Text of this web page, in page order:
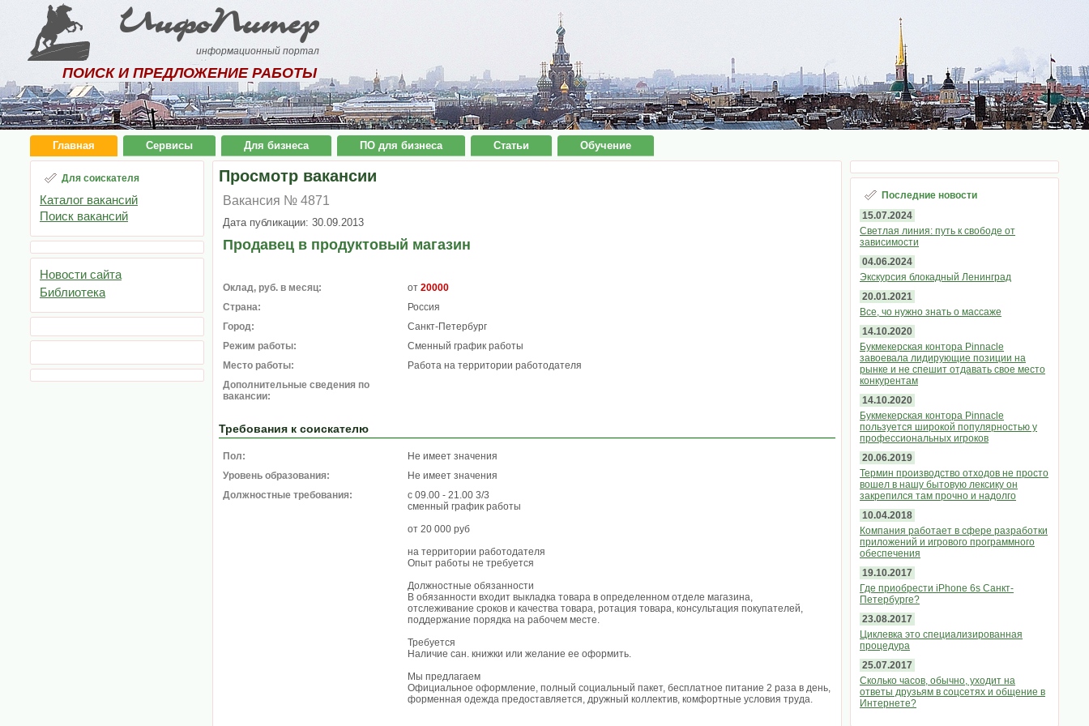
ИнфоПитер
информационный портал
ПОИСК И ПРЕДЛОЖЕНИЕ РАБОТЫ
Главная Сервисы Для бизнеса ПО для бизнеса Статьи Обучение
Для соискателя
Каталог вакансий
Поиск вакансий
Новости сайта
Библиотека
Просмотр вакансии
Вакансия № 4871
Дата публикации: 30.09.2013
Продавец в продуктовый магазин
Оклад, руб. в месяц: от 20000
Страна:
Россия
Город:
Санкт-Петербург
Режим работы:
Сменный график работы
Место работы:
Работа на территории работодателя
Дополнительные сведения по
вакансии:
Требования к соискателю
Пол:
Не имеет значения
Уровень образования:
Не имеет значения
Должностные требования:
с 09.00 - 21.00 3/3
сменный график работы
от 20 000 руб
на территории работодателя
Опыт работы не требуется
Должностные обязанности
В обязанности входит выкладка товара в определенном отделе магазина,
отслеживание сроков и качества товара, ротация товара, консультация покупателей,
поддержание порядка на рабочем месте.
Требуется
Наличие сан. книжки или желание ее оформить.
Мы предлагаем
Официальное оформление, полный социальный пакет, бесплатное питание 2 раза в день,
форменная одежда предоставляется, дружный коллектив, комфортные условия труда.
Последние новости
15.07.2024
Светлая линия: путь к свободе от
зависимости
04.06.2024
Экскурсия блокадный Ленинград
20.01.2021
Все, чо нужно знать о массаже
14.10.2020
Букмекерская контора Pinnacle
завоевала лидирующие позиции на
рынке и не спешит отдавать свое место
конкурентам
14.10.2020
Букмекерская контора Pinnacle
пользуется широкой популярностью у
профессиональных игроков
20.06.2019
Термин производство отходов не просто
вошел в нашу бытовую лексику он
закрепился там прочно и надолго
10.04.2018
Компания работает в сфере разработки
приложений и игрового программного
обеспечения
19.10.2017
Где приобрести iPhone 6s Санкт-
Петербурге?
23.08.2017
Циклевка это специализированная
процедура
25.07.2017
Сколько часов, обычно, уходит на
ответы друзьям в соцсетях и общение в
Интернете?